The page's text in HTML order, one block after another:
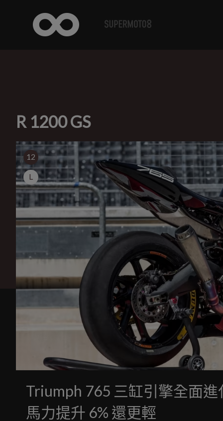
R 1200 GS
12
L
Triumph 765 三缸引擎全面
馬力提升 6% 還更輕